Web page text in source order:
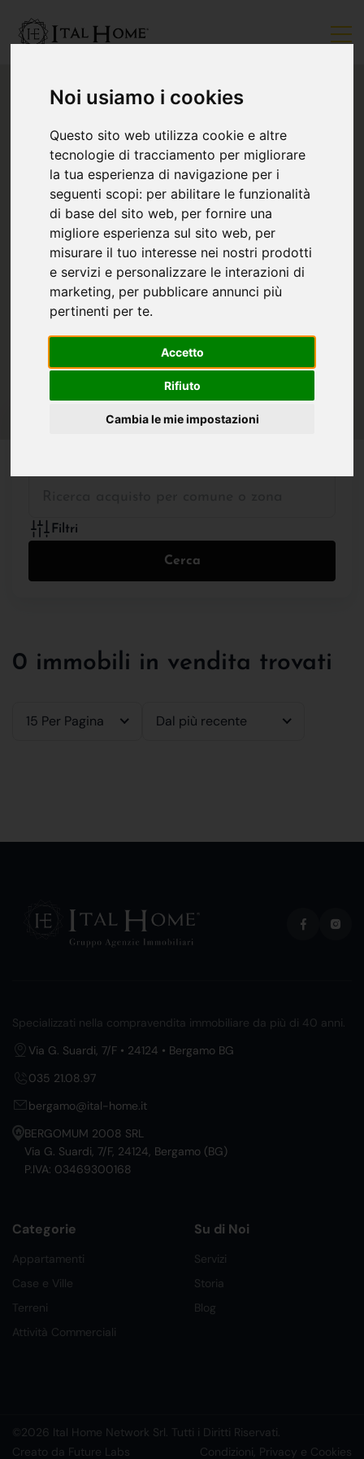
Noi usiamo i cookies
Questo sito web utilizza cookie e altre
tecnologie di tracciamento per migliorare
la tua esperienza di navigazione per i
seguenti scopi: per abilitare le funzionalità
di base del sito web, per fornire una
migliore esperienza sul sito web, per
misurare il tuo interesse nei nostri prodotti
e servizi e personalizzare le interazioni di
marketing, per pubblicare annunci più
pertinenti per te.
Accetto
Rifiuto
Cambia le mie impostazioni
Filtri
Cerca
0 immobili in vendita trovati
15 Per Pagina Dal più recente
Specializzati nella compravendita immobiliare da più di 40 anni.
Via G. Suardi, 7/F • 24124 • Bergamo BG
035 21.08.97
bergamo@ital-home.it
BERGOMUM 2008 SRL
Via G. Suardi, 7/F, 24124, Bergamo (BG)
P.IVA: 03469300168
Categorie
Appartamenti
Case e Ville
Terreni
Attività Commerciali
Su di Noi
Servizi
Storia
Blog
©2026 Ital Home Network Srl. Tutti i Diritti Riservati.
Creato da Future Labs
Condizioni, Privacy e Cookies